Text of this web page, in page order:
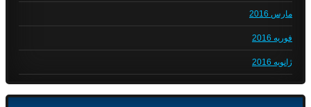
مارس 2016
فوریه 2016
ژانویه 2016